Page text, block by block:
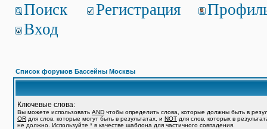
Поиск Регистрация
Вход
Список форумов Бассейны Москвы
Ключевые слова:
Вы можете использовать AND чтобы определить слова, которые должны быть в
OR для слов, которые могут быть в результатах, и NOT для слов, которых в
не должно. Используйте * в качестве шаблона для частичного совпадения.